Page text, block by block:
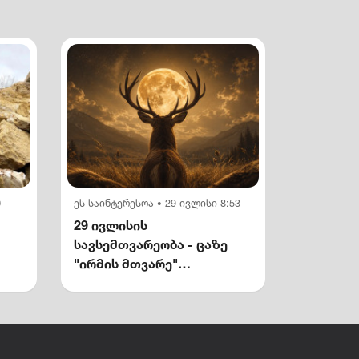
ეს საინტერესოა • 29 ივლისი 8:53
29 ივლისის
სავსემთვარეობა - ცაზე
"ირმის მთვარე"